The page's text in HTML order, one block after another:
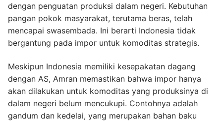
dengan penguatan produksi dalam negeri. Kebutuhan
pangan pokok masyarakat, terutama beras, telah
mencapai swasembada. Ini berarti Indonesia tidak
bergantung pada impor untuk komoditas strategis.
Meskipun Indonesia memiliki kesepakatan dagang
dengan AS, Amran memastikan bahwa impor hanya
akan dilakukan untuk komoditas yang produksinya di
dalam negeri belum mencukupi. Contohnya adalah
gandum dan kedelai, yang merupakan bahan baku